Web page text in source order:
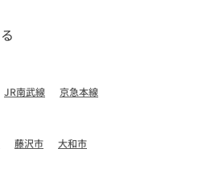
JR南武線 京急本線
藤沢市 大和市